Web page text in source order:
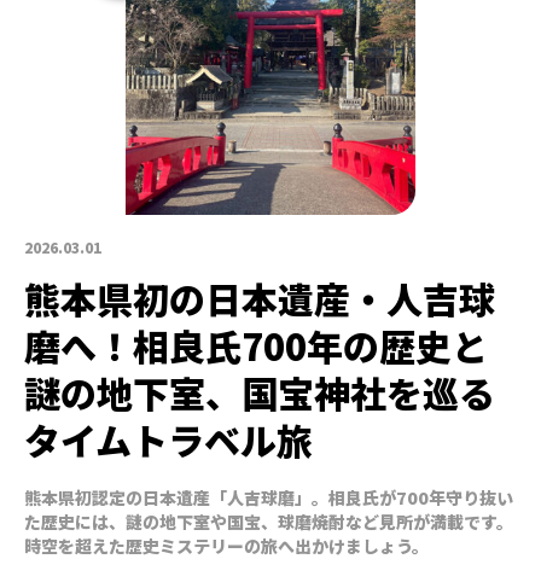
2026.03.01
熊本県初の日本遺産・人吉球
磨へ！相良氏700年の歴史と
謎の地下室、国宝神社を巡る
タイムトラベル旅
熊本県初認定の日本遺産「人吉球磨」。相良氏が700年守り抜い
た歴史には、謎の地下室や国宝、球磨焼酎など見所が満載です。
時空を超えた歴史ミステリーの旅へ出かけましょう。